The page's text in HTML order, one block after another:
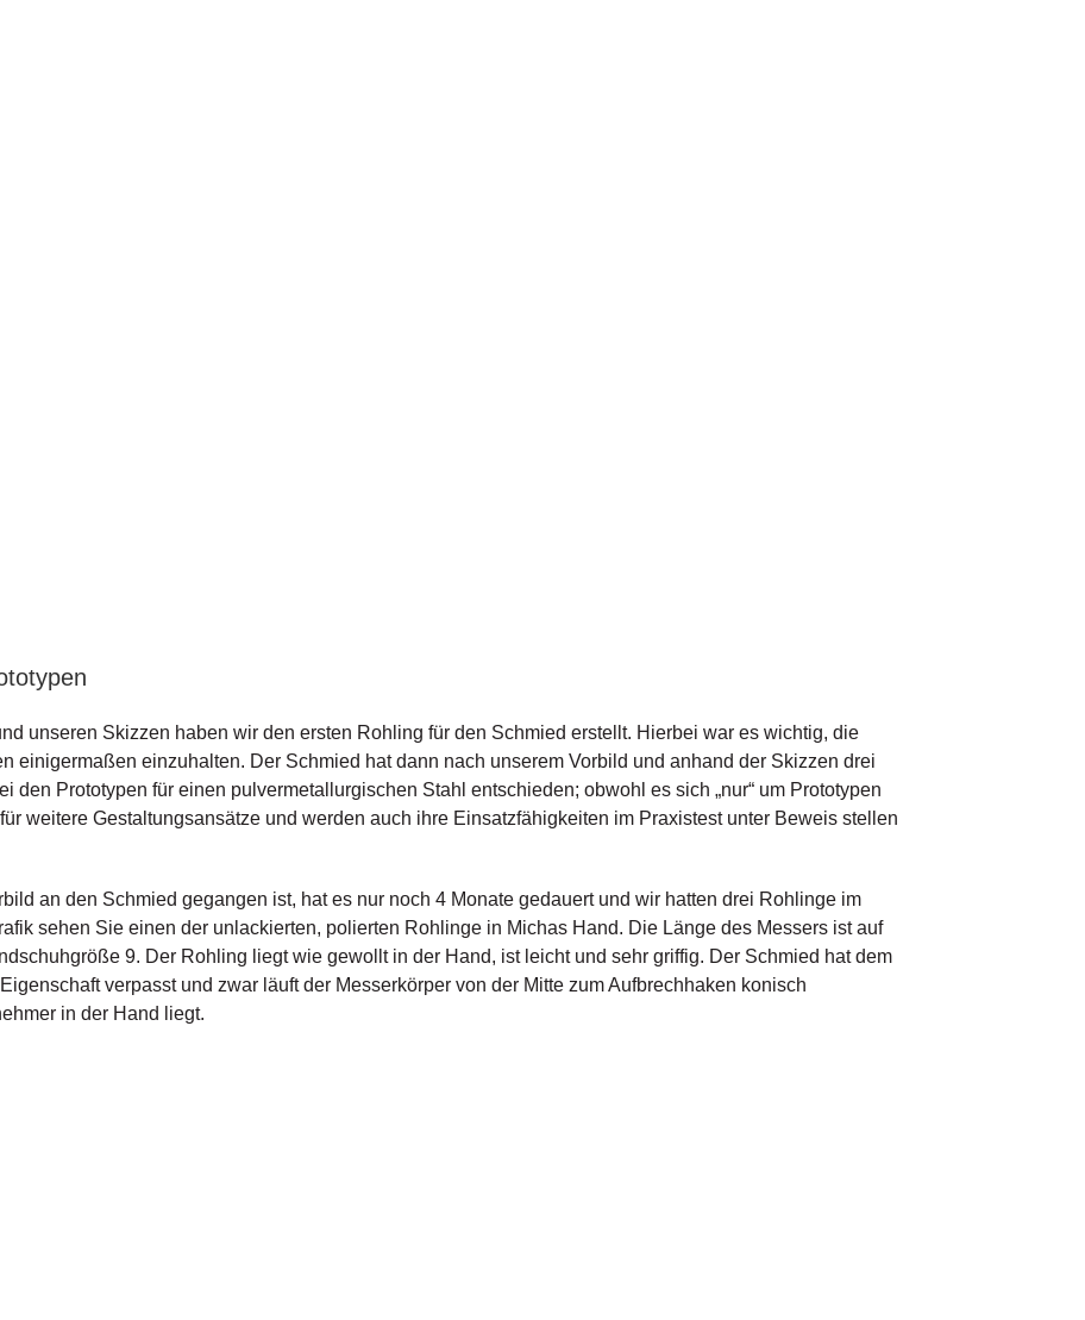
unseren Skizzen haben wir den ersten Rohling für den Schmied erstellt. Hierbei war es wichtig, die
einigermaßen einzuhalten. Der Schmied hat dann nach unserem Vorbild und anhand der Skizzen drei
den Prototypen für einen pulvermetallurgischen Stahl entschieden; obwohl es sich „nur“ um Prototypen
weitere Gestaltungsansätze und werden auch ihre Einsatzfähigkeiten im Praxistest unter Beweis stellen
an den Schmied gegangen ist, hat es nur noch 4 Monate gedauert und wir hatten drei Rohlinge im
sehen Sie einen der unlackierten, polierten Rohlinge in Michas Hand. Die Länge des Messers ist auf
9. Der Rohling liegt wie gewollt in der Hand, ist leicht und sehr griffig. Der Schmied hat dem
verpasst und zwar läuft der Messerkörper von der Mitte zum Aufbrechhaken konisch
in der Hand liegt.